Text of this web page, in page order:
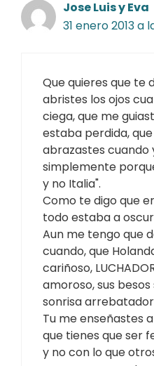
Jose Luis y Eva
31 enero 2013 a
Que quieres que te
abristes los ojos
ciega, que me
estaba perdida,
abrazastes cuando
simplemente
y no Italia".
Como te digo que
todo estaba a
Aun me tengo que
cuando, que
cariñoso,
amoroso, sus
sonrisa
Tu me enseñastes
que tienes que ser
y no con lo que